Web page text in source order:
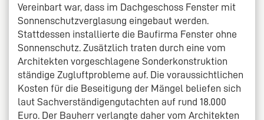
Vereinbart war, dass im Dachgeschoss Fenster mit
Sonnenschutzverglasung eingebaut werden.
Stattdessen installierte die Baufirma Fenster ohne
Sonnenschutz. Zusätzlich traten durch eine vom
Architekten vorgeschlagene Sonderkonstruktion
ständige Zugluftprobleme auf. Die voraussichtlichen
Kosten für die Beseitigung der Mängel beliefen sich
laut Sachverständigengutachten auf rund 18.000
Euro. Der Bauherr verlangte daher vom Architekten